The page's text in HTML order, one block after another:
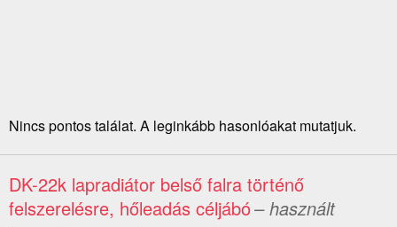
Nincs pontos találat. A leginkább hasonlóakat mutatjuk.
DK-22k lapradiátor belső falra történő
felszerelésre, hőleadás céljábó– használt